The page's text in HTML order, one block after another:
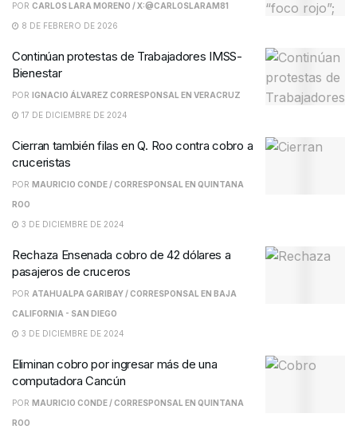
POR CARLOS LARA MORENO / X:@CARLOSLARAM81
8 DE FEBRERO DE 2026
Continúan protestas de Trabajadores IMSS-
Bienestar
POR IGNACIO ÁLVAREZ CORRESPONSAL EN VERACRUZ
17 DE DICIEMBRE DE 2024
Cierran también filas en Q. Roo contra cobro a
cruceristas
POR MAURICIO CONDE / CORRESPONSAL EN QUINTANA
ROO
3 DE DICIEMBRE DE 2024
Rechaza Ensenada cobro de 42 dólares a
pasajeros de cruceros
POR ATAHUALPA GARIBAY / CORRESPONSAL EN BAJA
CALIFORNIA - SAN DIEGO
3 DE DICIEMBRE DE 2024
Eliminan cobro por ingresar más de una
computadora Cancún
POR MAURICIO CONDE / CORRESPONSAL EN QUINTANA
ROO